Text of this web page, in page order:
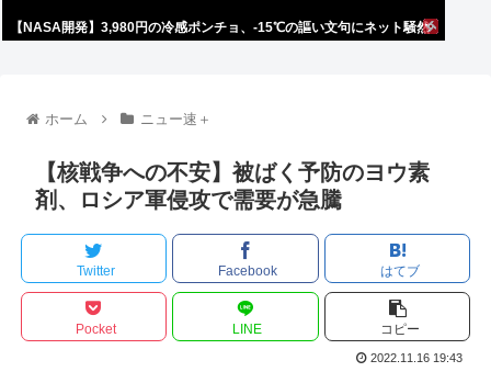
【NASA開発】3,980円の冷感ポンチョ、-15℃の謳い文句にネット騒然
ホーム ニュー速＋
【核戦争への不安】被ばく予防のヨウ素
剤、ロシア軍侵攻で需要が急騰
Twitter Facebook はてブ
Pocket LINE コピー
2022.11.16 19:43